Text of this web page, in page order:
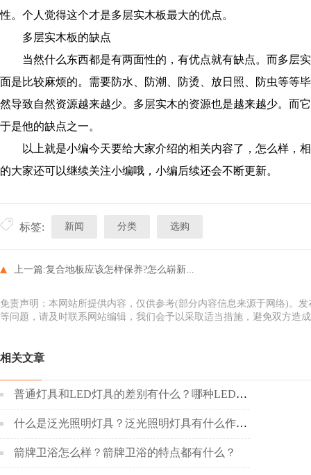
性。个人觉得这个才是多层实木板最大的优点。
多层实木板的缺点
当然什么东西都是有两面性的，有优点就有缺点。而多层
面是比较麻烦的。需要防水、防潮、防烫、放日照、防虫等等
然导致自然资源越来越少。多层实木的资源也是越来越少。而
于是他的缺点之一。
以上就是小编今天要给大家介绍的相关内容了，怎么样，
的大家还可以继续关注小编哦，小编后续还会不断更新。
标签: 新闻 分类 选购
上一篇:复合地板应该怎样保养?怎么崭新...
免责声明：本网站所提供内容，仅供参考(部分内容信息来源于网络)。
等问题，请及时联系网站编辑，我们会予以采取适当措施，避免双方造
相关文章
普通灯具和LED灯具的差别有什么？哪种LED灯具更好呢？
什么是泛光照明灯具？泛光照明灯具有什么作用？
箭牌卫浴怎么样？箭牌卫浴的特点都有什么？